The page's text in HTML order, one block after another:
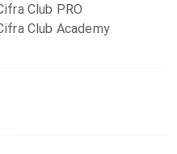
Club PRO
Club Academy